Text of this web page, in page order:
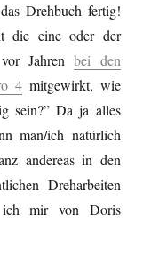
Drehbuch fertig!
die eine oder der
vor Jahrenbei den
4 mitgewirkt, wie
sein?”Da ja alles
man/ich natürlich
andereas in den
Dreharbeiten
ich mir von Doris